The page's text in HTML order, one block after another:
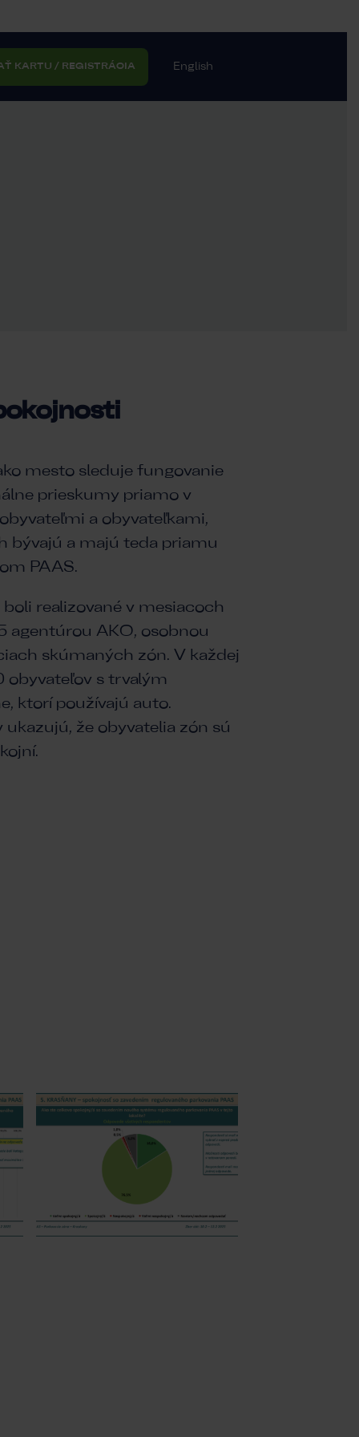
KARTU / REGISTRÁCIA English
mesto sleduje fungovanie
prieskumy priamo v
a obyvateľkami,
bývajú a majú teda priamu
PAAS.
realizované v mesiacoch
agentúrou AKO, osobnou
skúmaných zón. V každej
obyvateľov s trvalým
ktorí používajú auto.
že obyvatelia zón sú